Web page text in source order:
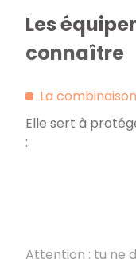
Les
connaître
La
Elle sert à
:
Attention : tu ne